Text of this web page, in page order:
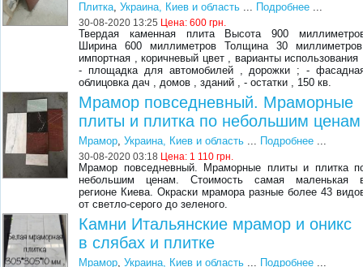
Плитка,Украина, Киев и область ... Подробнее ...
30-08-2020 13:25 Цена:600 грн.
Твердая каменная плита Высота 900
Ширина 600 миллиметров Толщина 30
импортная , коричневый цвет , варианты использования
- площадка для автомобилей , дорожки ; -
облицовка дач , домов , зданий , - остатки , 150 кв.
Мрамор повседневный. Мраморные
плиты и плитка по небольшим ценам
Мрамор,Украина, Киев и область ... Подробнее ...
30-08-2020 03:18 Цена: 1 110 грн.
Мрамор повседневный. Мраморные плиты и плитка
небольшим ценам. Стоимость самая маленькая
регионе Киева. Окраски мрамора разные более 43
от светло-серого до зеленого.
Камни Итальянские мрамор и оникс
в слябах и плитке
Мрамор,Украина, Киев и область ... Подробнее ...